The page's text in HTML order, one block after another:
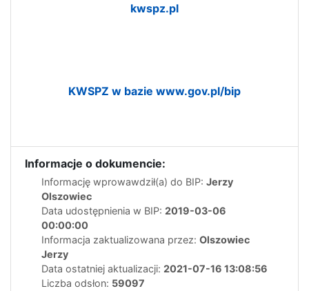
kwspz.pl
KWSPZ w bazie www.gov.pl/bip
Informacje o dokumencie:
Informację wprowawdził(a) do BIP: Jerzy
Olszowiec
Data udostępnienia w BIP: 2019-03-06
00:00:00
Informacja zaktualizowana przez: Olszowiec
Jerzy
Data ostatniej aktualizacji: 2021-07-16 13:08:56
Liczba odsłon: 59097